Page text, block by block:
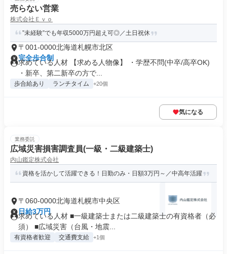
売らない営業
株式会社Ｅｖｏ
”未経験”でも年収5000万円超え可◎／土日祝休
〒001-0000北海道札幌市北区
完全歩合制
求めている人材 【求める人物像】 ・学歴不問(中卒/高卒OK)
・新卒、第二新卒の方で...
歩合給あり ランチタイム +20個
気になる
業務委託
広域災害損害調査員(一級・二級建築士)
内山鑑定株式会社
資格を活かして活躍できる！日勤のみ・日額3万円～／中高年活躍
〒060-0000北海道札幌市中央区
日給3万円
求めている人材 ■一級建築士または二級建築士の有資格者（必
須） ■広域災害（台風・地震...
有資格者歓迎 交通費支給 +1個